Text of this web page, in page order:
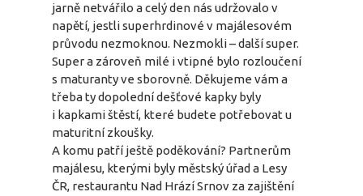
jarně netvářilo a celý den nás udržovalo v
napětí, jestli superhrdinové v majálesovém
průvodu nezmoknou. Nezmokli – další super.
Super a zároveň milé i vtipné bylo rozloučení
s maturanty ve sborovně. Děkujeme vám a
třeba ty dopolední dešťové kapky byly
i kapkami štěstí, které budete potřebovat u
maturitní zkoušky.
A komu patří ještě poděkování? Partnerům
majálesu, kterými byly městský úřad a Lesy
ČR, restaurantu Nad Hrází Srnov za zajištění